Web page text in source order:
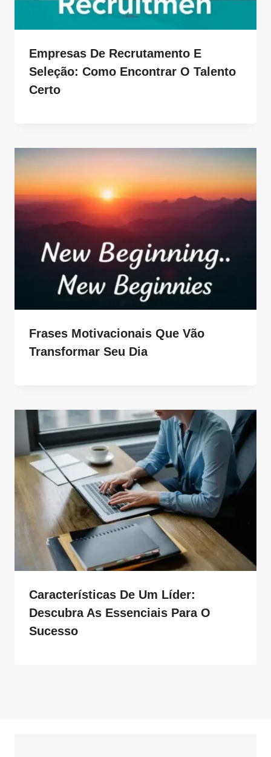
Empresas De Recrutamento E
Seleção: Como Encontrar O Talento
Certo
Frases Motivacionais Que Vão
Transformar Seu Dia
Características De Um Líder:
Descubra As Essenciais Para O
Sucesso